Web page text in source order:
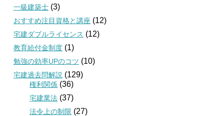
一級建築士 (3)
おすすめ注目資格と講座 (12)
宅建ダブルライセンス (12)
教育給付金制度 (1)
勉強の効率UPのコツ (10)
宅建過去問解説 (129)
権利関係 (36)
宅建業法 (37)
法令上の制限 (27)